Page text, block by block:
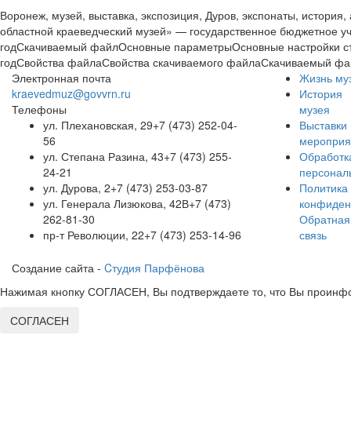
Воронеж, музей, выставка, экспозиция, Дуров, экспонаты,
областной краеведческий музей» — государственное бюджетное
годСкачиваемый файлОсновные параметрыОсновные настройки
годСвойства файлаСвойства скачиваемого файлаСкачиваемый
Электронная почта
kraevedmuz@govvrn.ru
Телефоны
ул. Плехановская, 29+7 (473) 252-04-
56
ул. Степана Разина, 43+7 (473) 255-
24-21
ул. Дурова, 2+7 (473) 253-03-87
ул. Генерала Лизюкова, 42В+7 (473)
262-81-30
пр-т Революции, 22+7 (473) 253-14-96
Жизнь
История
музея
Выставки
Политика
Обратная
связь
Создание сайта - Cтудия Парфёнова
Нажимая кнопку СОГЛАСЕН, Вы подтверждаете то, что Вы
СОГЛАСЕН